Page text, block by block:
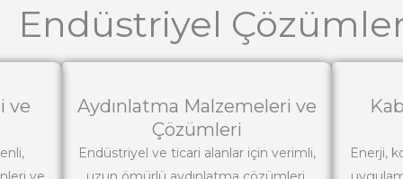
Endüstriyel
ve
Aydınlatma Malzemeleri ve
Çözümleri
Endüstriyel ve ticari alanlar için verimli,
Enerji,